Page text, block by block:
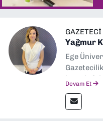
GAZETECI
Yağmur
Ege
hem de
İletişim”
Devam Et